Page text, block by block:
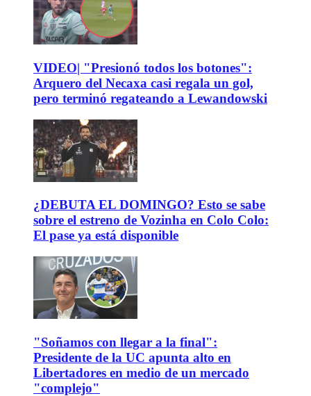
VIDEO| "Presionó todos los botones":
Arquero del Necaxa casi regala un gol,
pero terminó regateando a Lewandowski
¿DEBUTA EL DOMINGO? Esto se sabe
sobre el estreno de Vozinha en Colo Colo:
El pase ya está disponible
"Soñamos con llegar a la final":
Presidente de la UC apunta alto en
Libertadores en medio de un mercado
"complejo"